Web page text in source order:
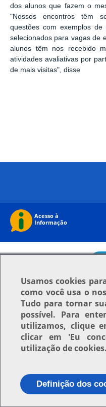
dos alunos que fazem o
"Nossos encontros têm
questões com exemplos
selecionados para vagas de
alunos têm nos recebido
atividades avaliativas por
de mais visitas", disse
Usamoscookies
como você usa o
Tudo para tornar
possível. Para
utilizamos, clique
clicar em 'Eu
utilização de cookies.